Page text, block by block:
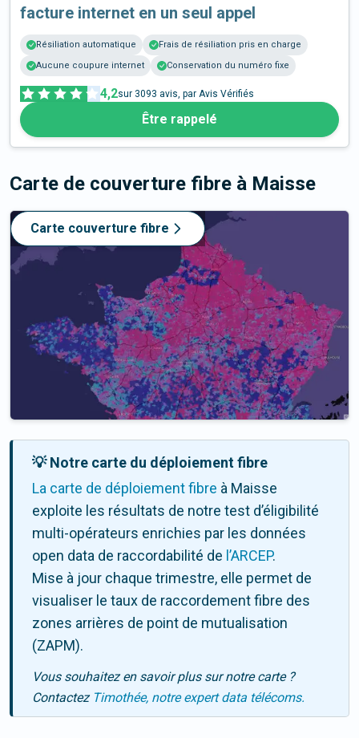
facture internet en un seul appel
Résiliation automatique
Frais de résiliation pris en charge
Aucune coupure internet
Conservation du numéro fixe
4,2sur 3093 avis, par Avis Vérifiés
Être rappelé
Carte de couverture fibre à Maisse
Carte couverture fibre
💡 Notre carte du déploiement fibre
La carte de déploiement fibre à Maisse
exploite les résultats de notre test d’éligibilité
multi-opérateurs enrichies par les données
open data de raccordabilité de l’ARCEP.
Mise à jour chaque trimestre, elle permet de
visualiser le taux de raccordement fibre des
zones arrières de point de mutualisation
(ZAPM).
Vous souhaitez en savoir plus sur notre carte ?
Contactez Timothée, notre expert data télécoms.